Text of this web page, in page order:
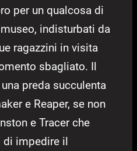
per un qualcosa di
indisturbati da
ragazzini in visita
sbagliato. Il
preda succulenta
e Reaper, se non
e Tracer che
di impedire il